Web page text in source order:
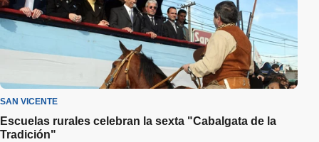
SAN VICENTE
Escuelas rurales celebran la sexta "Cabalgata de la
Tradición"